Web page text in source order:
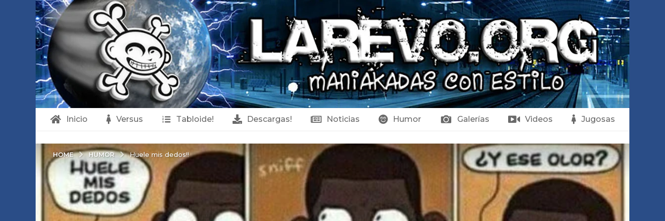
Inicio Versus Tabloide! Descargas! Noticias Humor Galerías Videos Jugosas
HOME HUMOR Huele mis dedos!!